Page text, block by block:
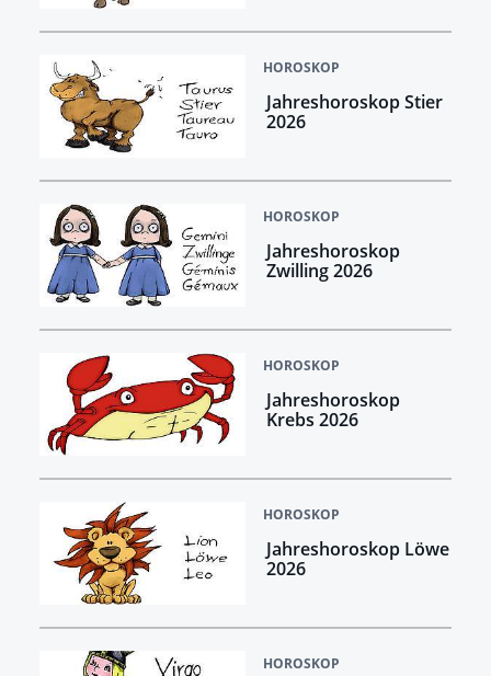
HOROSKOP
Jahreshoroskop Stier
2026
HOROSKOP
Jahreshoroskop
Zwilling 2026
HOROSKOP
Jahreshoroskop
Krebs 2026
HOROSKOP
Jahreshoroskop Löwe
2026
HOROSKOP